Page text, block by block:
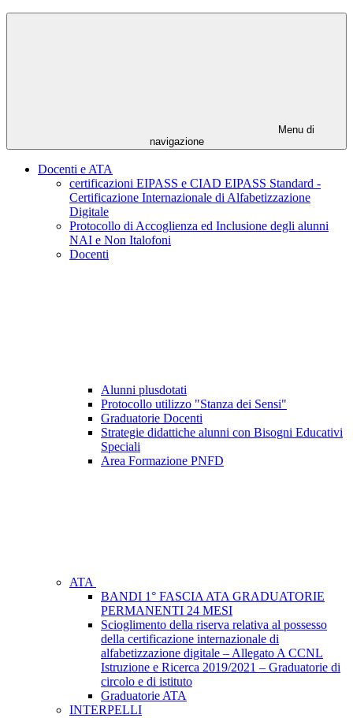
Menu di
navigazione
Docenti e ATA
certificazioni EIPASS e CIAD EIPASS Standard -
Certificazione Internazionale di Alfabetizzazione
Digitale
Protocollo di Accoglienza ed Inclusione degli alunni
NAI e Non Italofoni
Docenti
Alunni plusdotati
Protocollo utilizzo "Stanza dei Sensi"
Graduatorie Docenti
Strategie didattiche alunni con Bisogni Educativi
Speciali
Area Formazione PNFD
ATA
BANDI 1° FASCIA ATA GRADUATORIE
PERMANENTI 24 MESI
Scioglimento della riserva relativa al possesso
della certificazione internazionale di
alfabetizzazione digitale – Allegato A CCNL
Istruzione e Ricerca 2019/2021 – Graduatorie di
circolo e di istituto
Graduatorie ATA
INTERPELLI